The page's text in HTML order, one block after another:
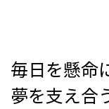
毎日を懸命
夢を支え合